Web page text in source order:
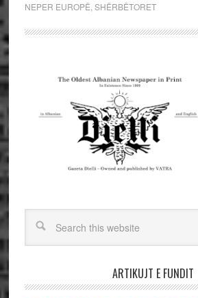
NEPER EUROPË SHËRBËTORET
ARTIKUJT E FUNDIT